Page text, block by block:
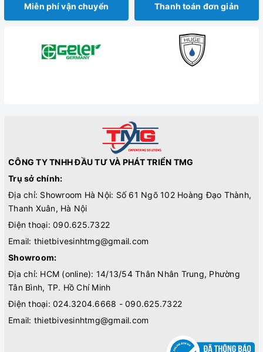
Miễn phí vận chuyển Thanh toán đơn giản
CÔNG TY TNHH ĐẦU TƯ VÀ PHÁT TRIỂN TMG
Trụ sở chính:
Địa chỉ: Showroom Hà Nội: Số 61 Ngõ 102 Hoàng Đạo Thành,
Thanh Xuân, Hà Nội
Điện thoại: 090.625.7322
Email: thietbivesinhtmg@gmail.com
Showroom:
Địa chỉ: HCM (online): 14/13/54 Thân Nhân Trung, Phường
Tân Bình, TP. Hồ Chí Minh
Điện thoại: 024.3204.6668 - 090.625.7322
Email: thietbivesinhtmg@gmail.com